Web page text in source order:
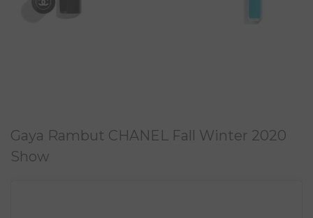
Gaya Rambut CHANEL Fall Winter 2020
Show